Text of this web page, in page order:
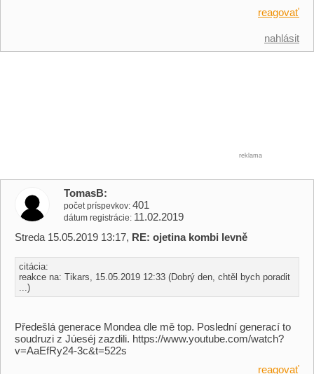
reagovať
nahlásit
reklama
TomasB
počet príspevkov 401
dátum registrácie 11.02.2019
Streda 15.05.2019 13:17, RE: ojetina kombi levně
citácia:
reakce na: Tikars, 15.05.2019 12:33 (Dobrý den, chtěl bych poradit
...)
Předešlá generace Mondea dle mě top. Poslední generací to
soudruzi z Júeséj zazdili. https://www.youtube.com/watch?
v=AaEfRy24-3c&t=522s
reagovať